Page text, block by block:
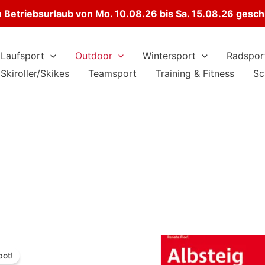
Betriebsurlaub von Mo. 10.08.26 bis Sa. 15.08.26
Laufsport Outdoor Wintersport
Skiroller/Skikes
Teamsport Training & Fitness